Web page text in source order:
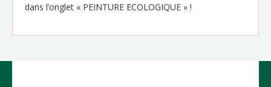
dans l’onglet « PEINTURE ECOLOGIQUE » !